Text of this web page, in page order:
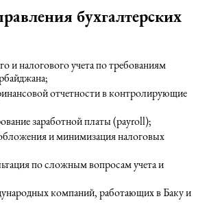
бухгалтерских
и налогового учета по требованиям
отчетности в контролирующие
заработной платы (payroll);
и минимизация налоговых
по сложным вопросам учета и
компаний, работающих в Баку и